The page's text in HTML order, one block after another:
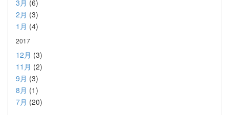
3月 (6)
2月 (3)
1月 (4)
2017
12月 (3)
11月 (2)
9月 (3)
8月 (1)
7月 (20)